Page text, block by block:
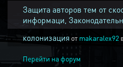
Защита авторов тем от
информаци,
колонизация от makaralex92
Перейти на форум